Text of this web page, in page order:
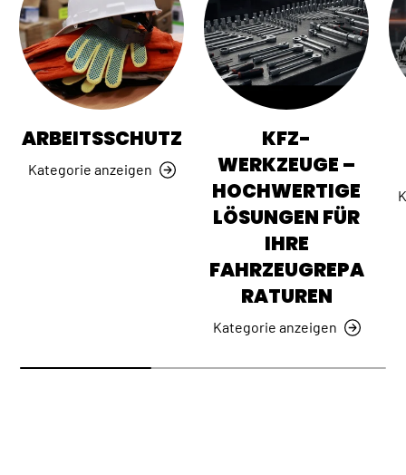
ARBEITSSCHUTZ
Kategorie anzeigen
KFZ-
WERKZEUGE –
HOCHWERTIGE
LÖSUNGEN FÜR
IHRE
FAHRZEUGREPA
RATUREN
Kategorie anzeigen